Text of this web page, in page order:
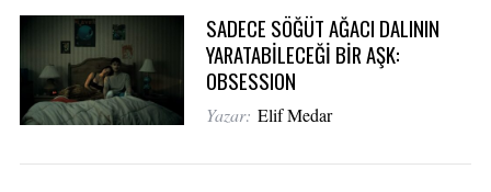
SADECE SÖĞÜT AĞACI DALININ
YARATABİLECEĞİ BİR AŞK:
OBSESSION
Yazar: Elif Medar